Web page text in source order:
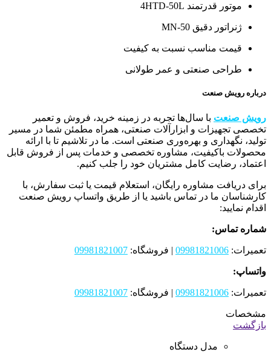
موتور قدرتمند 4HTD-50L
ژنراتور دقیق MN-50
قیمت مناسب نسبت به کیفیت
طراحی صنعتی و عمر طولانی
درباره رویش صنعت
رویش صنعت با سال‌ها تجربه در زمینه خرید، فروش و تعمیر
تخصصی تجهیزات و ابزارآلات صنعتی، همراه مطمئن شما در مسیر
تولید، نگهداری و بهره‌وری صنعتی است. ما در تلاشیم تا با ارائه
محصولات باکیفیت، مشاوره تخصصی و خدمات پس از فروش قابل
اعتماد، رضایت کامل مشتریان خود را جلب کنیم.
برای دریافت مشاوره رایگان، استعلام قیمت یا ثبت سفارش، با
کارشناسان ما در تماس باشید یا از طریق واتساپ رویش صنعت
اقدام نمایید:
شماره تماس:
تعمیرات: 09981821006 | فروشگاه: 09981821007
واتساپ:
تعمیرات: 09981821006 | فروشگاه: 09981821007
مشخصات
بازگشت
مدل دستگاه